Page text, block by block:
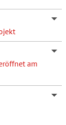
am